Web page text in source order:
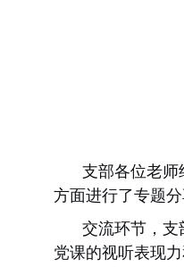
支部各位老师
方面进行了专题
交流环节，支
党课的视听表现